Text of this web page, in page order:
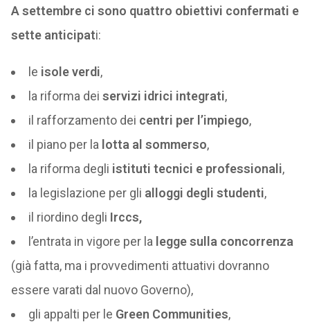
A settembre ci sono quattro obiettivi confermati e
sette anticipati:
le isole verdi,
la riforma dei servizi idrici integrati,
il rafforzamento dei centri per l’impiego,
il piano per la lotta al sommerso,
la riforma degli istituti tecnici e professionali,
la legislazione per gli alloggi degli studenti,
il riordino degli Irccs,
l’entrata in vigore per la legge sulla concorrenza
(già fatta, ma i provvedimenti attuativi dovranno
essere varati dal nuovo Governo),
gli appalti per le Green Communities,